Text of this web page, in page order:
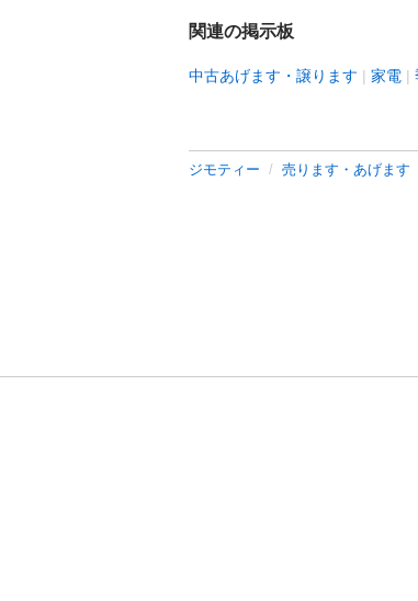
関連の掲示板
中古あげます・譲ります 家電
ジモティー 売ります・あげます